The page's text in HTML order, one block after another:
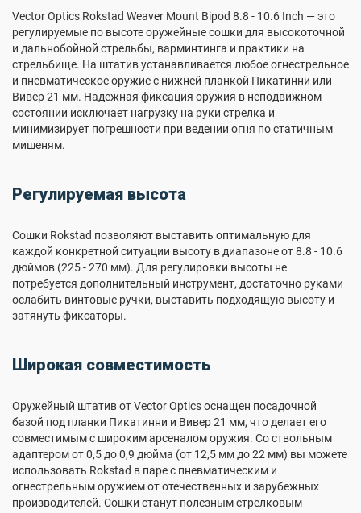
Vector Optics Rokstad Weaver Mount Bipod 8.8 - 10.6 Inch — это
регулируемые по высоте оружейные сошки для высокоточной
и дальнобойной стрельбы, варминтинга и практики на
стрельбище. На штатив устанавливается любое огнестрельное
и пневматическое оружие с нижней планкой Пикатинни или
Вивер 21 мм. Надежная фиксация оружия в неподвижном
состоянии исключает нагрузку на руки стрелка и
минимизирует погрешности при ведении огня по статичным
мишеням.
Регулируемая высота
Сошки Rokstad позволяют выставить оптимальную для
каждой конкретной ситуации высоту в диапазоне от 8.8 - 10.6
дюймов (225 - 270 мм). Для регулировки высоты не
потребуется дополнительный инструмент, достаточно руками
ослабить винтовые ручки, выставить подходящую высоту и
затянуть фиксаторы.
Широкая совместимость
Оружейный штатив от Vector Optics оснащен посадочной
базой под планки Пикатинни и Вивер 21 мм, что делает его
совместимым с широким арсеналом оружия. Со ствольным
адаптером от 0,5 до 0,9 дюйма (от 12,5 мм до 22 мм) вы можете
использовать Rokstad в паре с пневматическим и
огнестрельным оружием от отечественных и зарубежных
производителей. Сошки станут полезным стрелковым